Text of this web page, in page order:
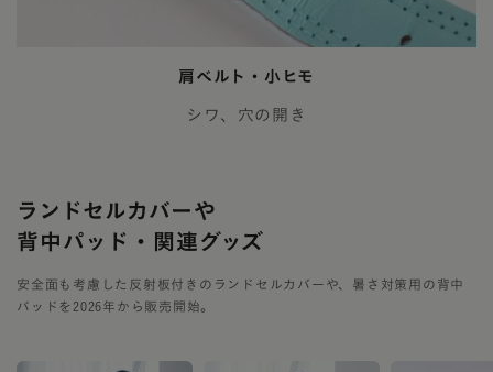
肩ベルト・小ヒモ
シワ、穴の開き
ランドセルカバーや
背中パッド・関連グッズ
安全面も考慮した反射板付きのランドセルカバーや、暑さ対策用の背中
パッドを2026年から販売開始。